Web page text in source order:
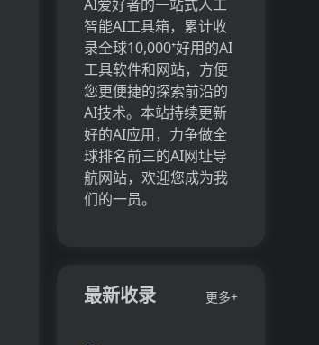
AI爱好者的一站式人工
智能AI工具箱，累计收
录全球10,000⁺好用的AI
工具软件和网站，方便
您更便捷的探索前沿的
AI技术。本站持续更新
好的AI应用，力争做全
球排名前三的AI网址导
航网站，欢迎您成为我
们的一员。
最新收录 更多+